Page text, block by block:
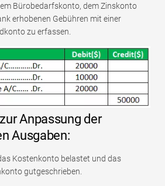
Bürobedarfskonto, dem Zinskonto
erhobenen Gebühren mit einer
zu erfassen.
Anpassung der
Ausgaben:
Kostenkonto belastet und das
gutgeschrieben.